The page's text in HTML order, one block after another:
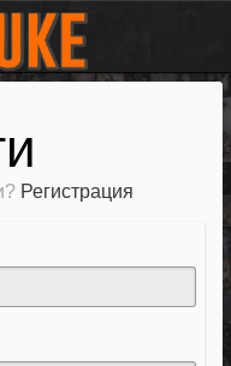
Регистрация